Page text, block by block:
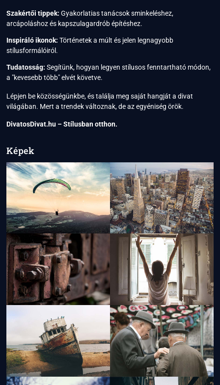
Szakértői tippek: Gyakorlatias tanácsok sminkeléshez,
arcápoláshoz és kapszulagardrób építéshez.
Inspiráló ikonok: Történetek a múlt és jelen legnagyobb
stílusformálóiról.
Tudatosság: Segítünk, hogyan legyen stílusos fenntartható módon,
a "kevesebb több" elvét követve.
Lépjen be közösségünkbe, és találja meg saját hangját a divat
világában. Mert a trendek változnak, de az egyéniség örök.
DivatosDivat.hu – Stílusban otthon.
Képek